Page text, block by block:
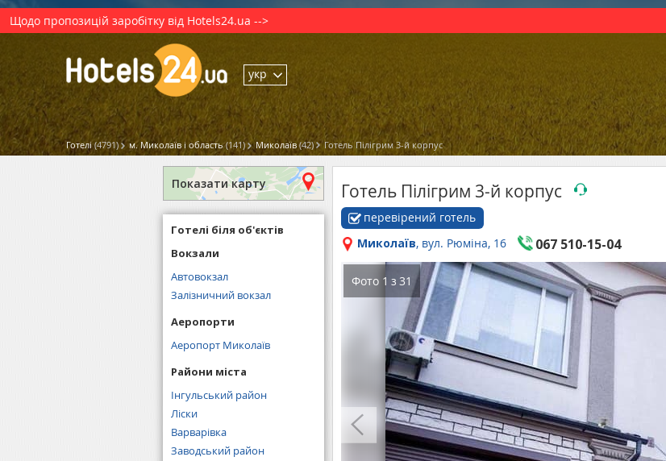
Щодо пропозицій заробітку від Hotels24.ua -->
укр
Готелі (4791) м. Миколаїв і область (141) Миколаїв (42) Готель Пілігрим 3-й корпус
Готель Пілігрим 3-й корпус
перевірений готель
Миколаїв, вул. Рюміна, 16 067 510-15-04
Фото 1 з 31
Показати карту
Готелі біля об'єктів
Вокзали
Автовокзал
Залізничний вокзал
Аеропорти
Аеропорт Миколаїв
Райони міста
Інгульський район
Ліски
Варварівка
Заводський район